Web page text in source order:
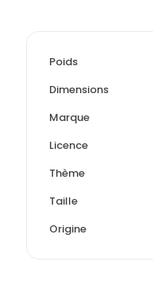
Poids
Dimensions
Marque
Licence
Thème
Taille
Origine